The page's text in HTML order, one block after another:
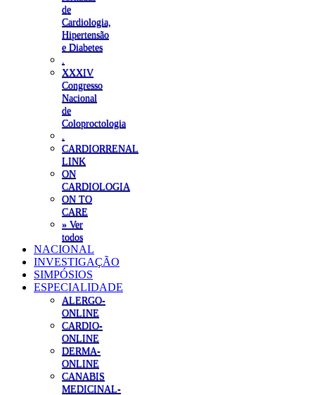
de
Cardiologia,
Hipertensão
e Diabetes
XXXIV
Congresso
Nacional
de
Coloproctologia
CARDIORRENAL
LINK
ON
CARDIOLOGIA
ON TO
CARE
» Ver
todos
NACIONAL
INVESTIGAÇÃO
SIMPÓSIOS
ESPECIALIDADE
ALERGO-
ONLINE
CARDIO-
ONLINE
DERMA-
ONLINE
CANABIS
MEDICINAL-